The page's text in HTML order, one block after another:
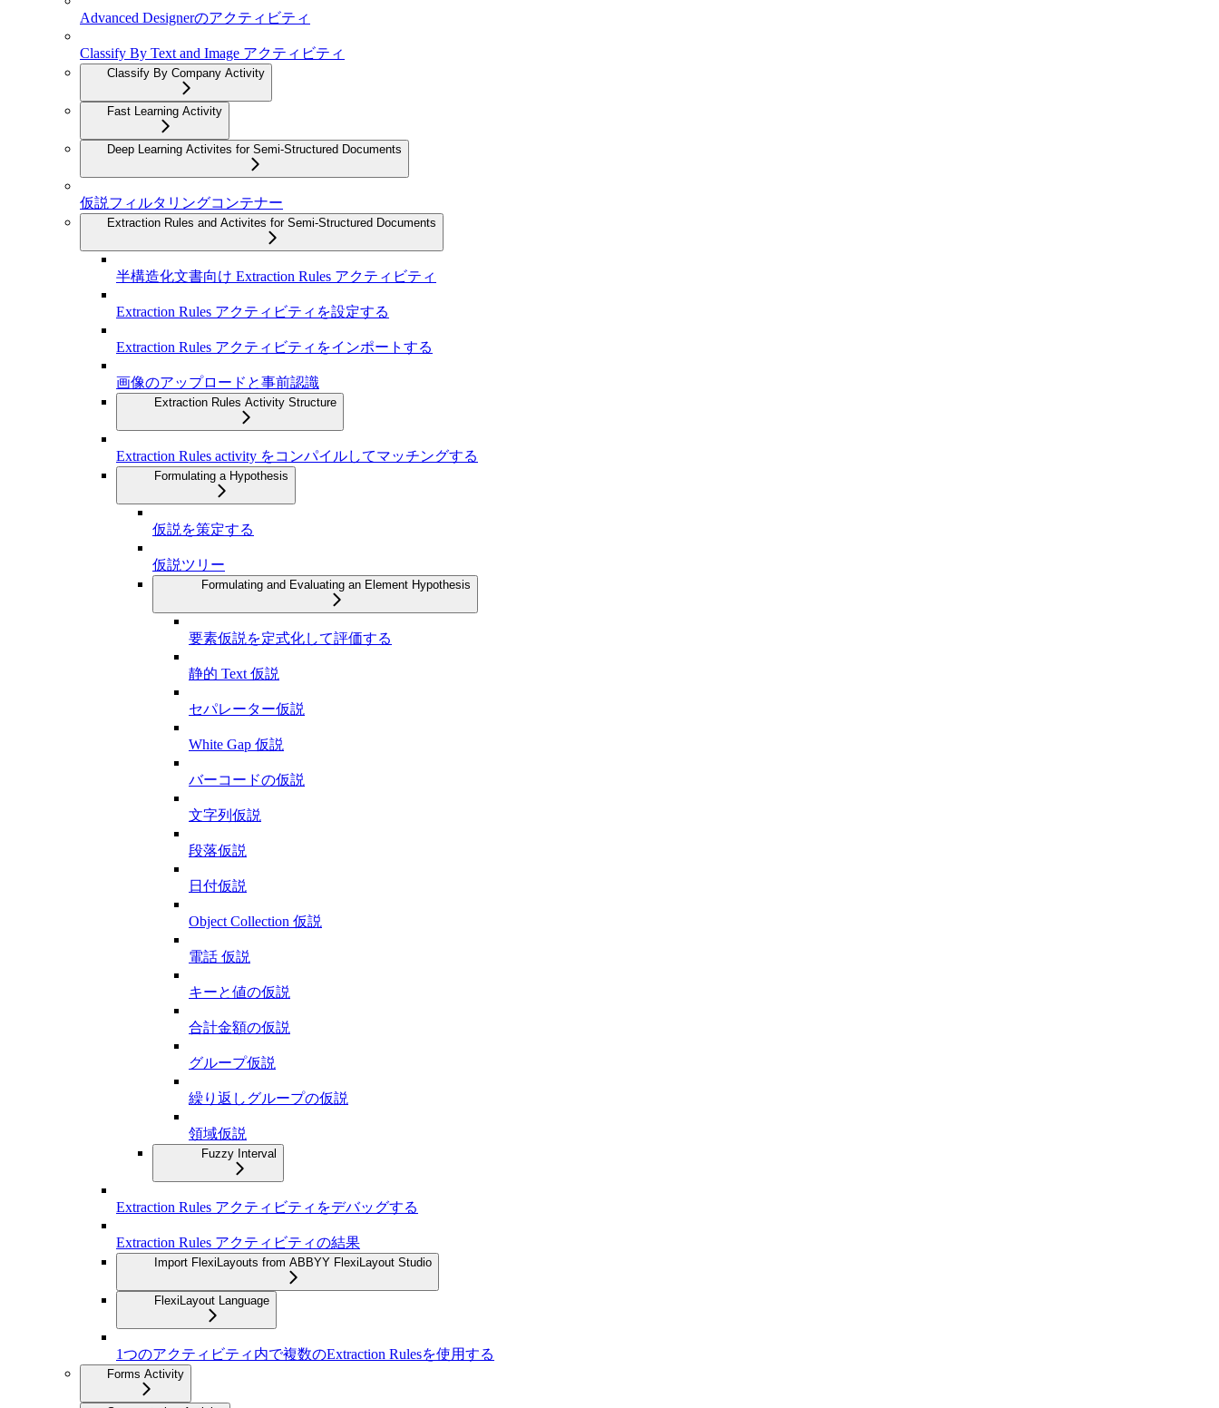
Advanced Designerのアクティビティ
Classify By Text and Image アクティビティ
Classify By Company Activity
Fast Learning Activity
Deep Learning Activites for Semi-Structured Documents
仮説フィルタリングコンテナー
Extraction Rules and Activites for Semi-Structured Documents
半構造化文書向け Extraction Rules アクティビティ
Extraction Rules アクティビティを設定する
Extraction Rules アクティビティをインポートする
画像のアップロードと事前認識
Extraction Rules Activity Structure
Extraction Rules activity をコンパイルしてマッチングする
Formulating a Hypothesis
仮説を策定する
仮説ツリー
Formulating and Evaluating an Element Hypothesis
要素仮説を定式化して評価する
静的 Text 仮説
セパレーター仮説
White Gap 仮説
バーコードの仮説
文字列仮説
段落仮説
日付仮説
Object Collection 仮説
電話 仮説
キーと値の仮説
合計金額の仮説
グループ仮説
繰り返しグループの仮説
領域仮説
Fuzzy Interval
Extraction Rules アクティビティをデバッグする
Extraction Rules アクティビティの結果
Import FlexiLayouts from ABBYY FlexiLayout Studio
FlexiLayout Language
1つのアクティビティ内で複数のExtraction Rulesを使用する
Forms Activity